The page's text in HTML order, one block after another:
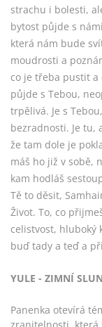
strachu i bolesti,
bytost půjde s
která nám bude
moudrosti a
co je třeba pustit
půjde s Tebou,
trpělivá. Je s
bezradnosti. Je tu,
že tam dole je
máš ho již v sobě,
kam hodláš
Tě to děsit,
Život. To, co
celistvost, hluboký
buď tady a teď a
YULE - ZIMNÍ
Panenka otevírá